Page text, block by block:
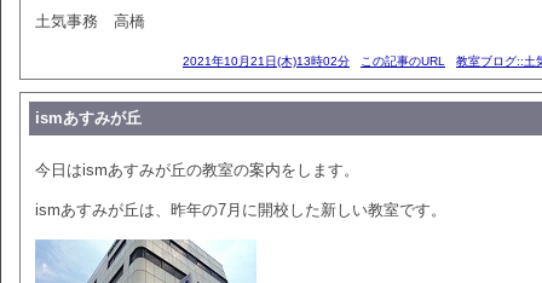
土気事務 高橋
2021年10月21日(木)13時02分 この記事のURL 教室ブログ::土
ismあすみが丘
今日はismあすみが丘の教室の案内をします。
ismあすみが丘は、昨年の7月に開校した新しい教室です。